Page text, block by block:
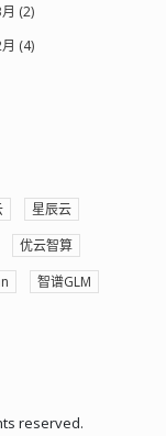
(2)
(4)
星辰云
优云智算
智谱GLM
reserved.